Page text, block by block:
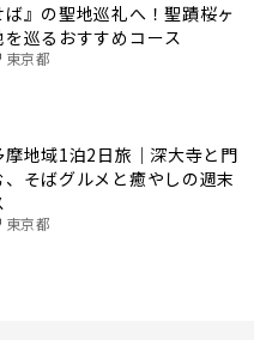
ば』の聖地巡礼へ！聖蹟桜ヶ
巡るおすすめコース
東京都
摩地域1泊2日旅｜深大寺と門
そばグルメと癒やしの週末
東京都